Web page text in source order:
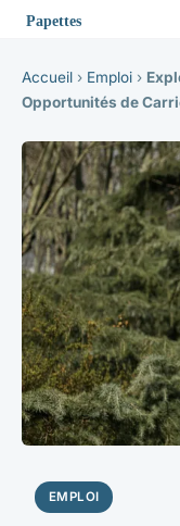
Accueil › Emploi ›
Opportunités de
EMPLOI